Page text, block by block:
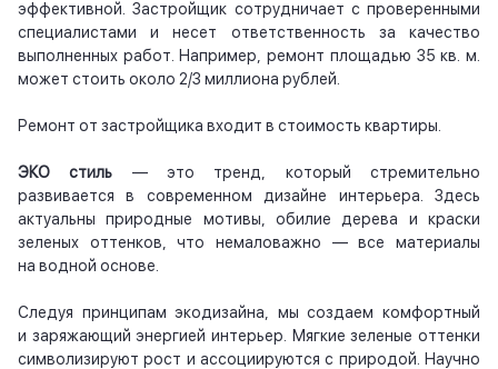
эффективной. Застройщик сотрудничает с проверенными
специалистами и несет ответственность за качество
выполненных работ. Например, ремонт площадью 35 кв. м.
может стоить около 2/3 миллиона рублей.
Ремонт от застройщика входит в стоимость квартиры.
ЭКО стиль — это тренд, который стремительно
развивается в современном дизайне интерьера. Здесь
актуальны природные мотивы, обилие дерева и краски
зеленых оттенков, что немаловажно — все материалы
на водной основе.
Следуя принципам экодизайна, мы создаем комфортный
и заряжающий энергией интерьер. Мягкие зеленые оттенки
символизируют рост и ассоциируются с природой. Научно